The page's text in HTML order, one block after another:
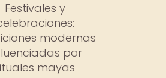
Festivales y
modernas
por
mayas